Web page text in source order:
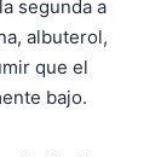
segunda a
albuterol,
que el
bajo.